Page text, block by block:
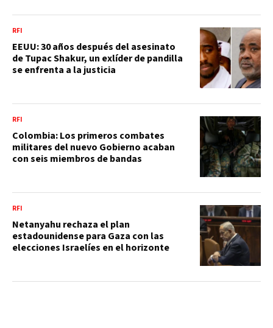
RFI
EEUU: 30 años después del asesinato
de Tupac Shakur, un exlíder de pandilla
se enfrenta a la justicia
RFI
Colombia: Los primeros combates
militares del nuevo Gobierno acaban
con seis miembros de bandas
RFI
Netanyahu rechaza el plan
estadounidense para Gaza con las
elecciones Israelíes en el horizonte